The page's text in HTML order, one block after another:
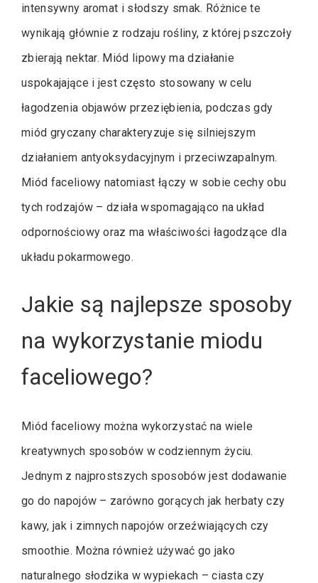
intensywny aromat i słodszy smak. Różnice te
wynikają głównie z rodzaju rośliny, z której pszczoły
zbierają nektar. Miód lipowy ma działanie
uspokajające i jest często stosowany w celu
łagodzenia objawów przeziębienia, podczas gdy
miód gryczany charakteryzuje się silniejszym
działaniem antyoksydacyjnym i przeciwzapalnym.
Miód faceliowy natomiast łączy w sobie cechy obu
tych rodzajów – działa wspomagająco na układ
odpornościowy oraz ma właściwości łagodzące dla
układu pokarmowego.
Jakie są najlepsze sposoby
na wykorzystanie miodu
faceliowego?
Miód faceliowy można wykorzystać na wiele
kreatywnych sposobów w codziennym życiu.
Jednym z najprostszych sposobów jest dodawanie
go do napojów – zarówno gorących jak herbaty czy
kawy, jak i zimnych napojów orzeźwiających czy
smoothie. Można również używać go jako
naturalnego słodzika w wypiekach – ciasta czy